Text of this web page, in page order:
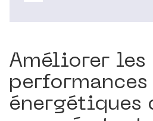
Améliorer les
performances
énergétiques